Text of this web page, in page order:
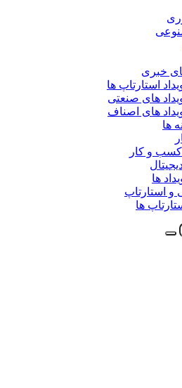
خبری
استارتاپ ها
های صنعتی
های اصناف
ها
کسب و کار
ها
و استارتاپ
ها